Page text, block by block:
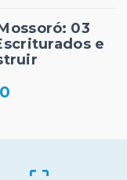
03
e